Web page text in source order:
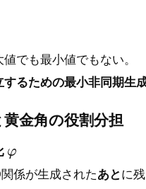
でも最小値でもない。
するための最小非同期生
金角の役割分担
係が生成されたあとに